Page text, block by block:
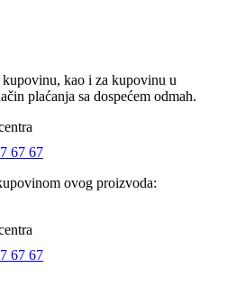
kao i za kupovinu u
plaćanja sa dospećem odmah.
67 67
ovog proizvoda:
67 67